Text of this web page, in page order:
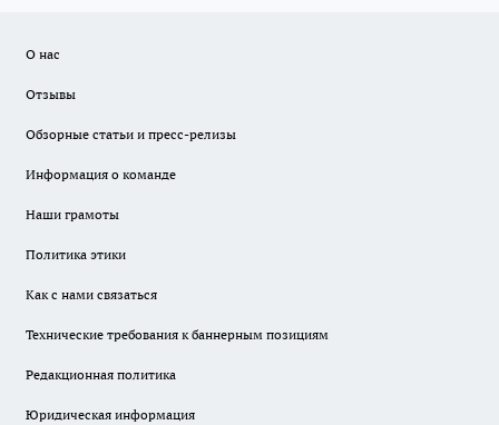
О нас
Отзывы
Обзорные статьи и пресс-релизы
Информация о команде
Наши грамоты
Политика этики
Как с нами связаться
Технические требования к баннерным позициям
Редакционная политика
Юридическая информация